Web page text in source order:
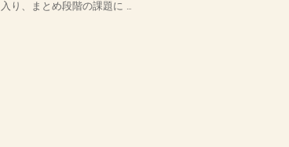
入り、まとめ段階の課題に …